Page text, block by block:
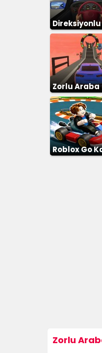
Sürme
Zorlu Araba
Parkuru 3D
Roblox Go
Zorlu